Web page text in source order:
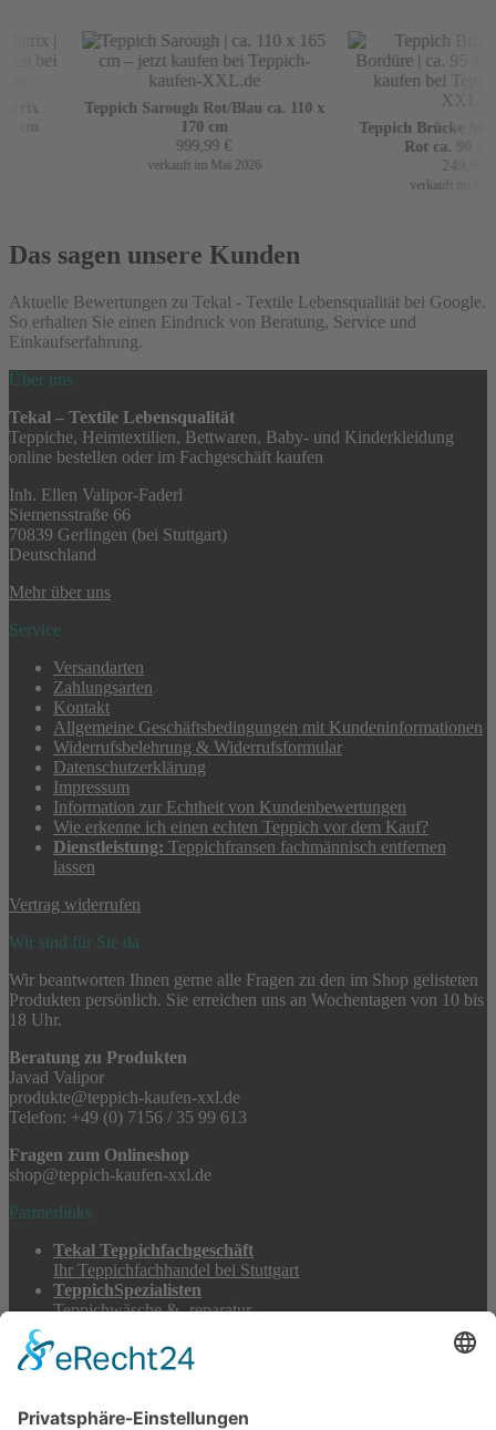
Teppich Sarough Rot/Blau ca. 110 x
170 cm
999,99€
verkauft im Mai 2026
Teppich Brücke Mir
Rot ca. 90 x
249,99
verkauft im April
Das sagen unsere Kunden
Aktuelle Bewertungen zu Tekal - Textile Lebensqualität bei Google.
So erhalten Sie einen Eindruck von Beratung, Service und
Einkaufserfahrung.
Über uns
Tekal – Textile Lebensqualität
Teppiche, Heimtextilien, Bettwaren, Baby- und Kinderkleidung
online bestellen oder im Fachgeschäft kaufen
Inh. Ellen Valipor-Faderl
Siemensstraße 66
70839 Gerlingen (bei Stuttgart)
Deutschland
Mehr über uns
Service
Versandarten
Zahlungsarten
Kontakt
Allgemeine Geschäftsbedingungen mit Kundeninformationen
Widerrufsbelehrung & Widerrufsformular
Datenschutzerklärung
Impressum
Information zur Echtheit von Kundenbewertungen
Wie erkenne ich einen echten Teppich vor dem Kauf?
Dienstleistung: Teppichfransen fachmännisch entfernen
lassen
Vertrag widerrufen
Wir sind für Sie da
Wir beantworten Ihnen gerne alle Fragen zu den im Shop gelisteten
Produkten persönlich. Sie erreichen uns an Wochentagen von 10 bis
18 Uhr.
Beratung zu Produkten
Javad Valipor
produkte@teppich-kaufen-xxl.de
Telefon: +49 (0) 7156 / 35 99 613
Fragen zum Onlineshop
shop@teppich-kaufen-xxl.de
Partnerlinks
Tekal Teppichfachgeschäft
Ihr Teppichfachhandel bei Stuttgart
TeppichSpezialisten
Teppichwäsche & -reparatur
Mühlenprodukte, Säfte, Tiernahrung & Züchterbedarf
Feuerwerk XXL